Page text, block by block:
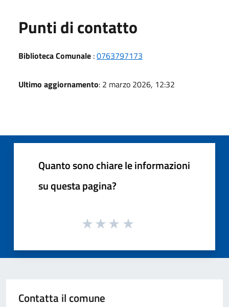
Punti di contatto
Biblioteca Comunale :0763797173
Ultimo aggiornamento: 2 marzo 2026, 12:32
Quanto sono chiare le informazioni
su questa pagina?
Contatta il comune